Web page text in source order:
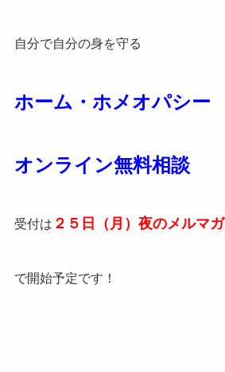
自分で自分の身を守る
ホーム・ホメオパシー
オンライン無料相談
受付は ２５日（月）夜のメルマガ
で開始予定です！